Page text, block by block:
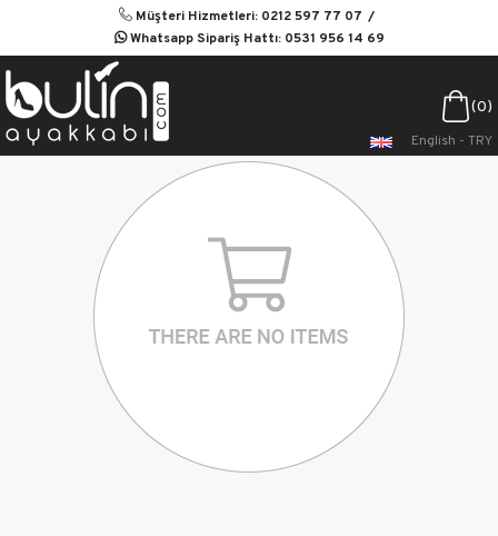
Müşteri Hizmetleri: 0212 597 77 07
Whatsapp Sipariş Hattı: 0531 956 14 69
0
English - TRY